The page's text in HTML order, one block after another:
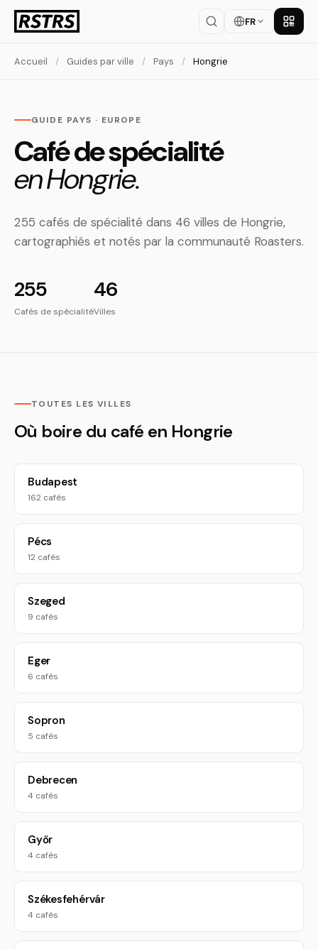
FR
Accueil / Guides par ville / Pays / Hongrie
GUIDE PAYS · EUROPE
Café de spécialité
en Hongrie.
255 cafés de spécialité dans 46 villes de Hongrie,
cartographiés et notés par la communauté Roasters.
255
Cafés de spécialité
46
Villes
TOUTES LES VILLES
Où boire du café en Hongrie
Budapest
162 cafés
Pécs
12 cafés
Szeged
9 cafés
Eger
6 cafés
Sopron
5 cafés
Debrecen
4 cafés
Győr
4 cafés
Székesfehérvár
4 cafés